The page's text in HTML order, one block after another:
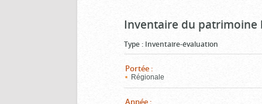
Inventaire du patrimoine
Type : Inventaire-évaluation
Portée :
Régionale